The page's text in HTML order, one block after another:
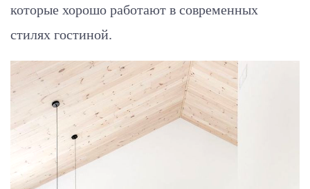
которые хорошо работают в современных
стилях гостиной.